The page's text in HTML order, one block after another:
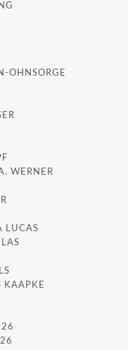
OHNSORGE
WERNER
LUCAS
KAAPKE